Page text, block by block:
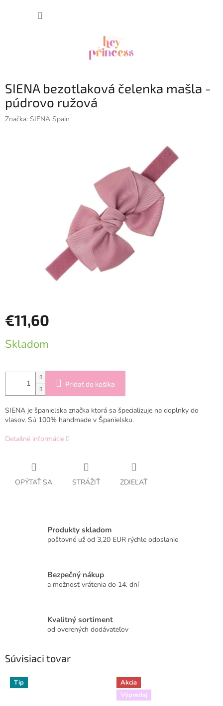
SIENA bezotlaková čelenka mašla -
púdrovo ružová
Značka: SIENA Spain
€11,60
cena:
Skladom
Pridať do košíka
SIENA je španielska značka ktorá sa špecializuje na doplnky do
vlasov. Sú 100% handmade v Španielsku.
Detailné informácie
OPÝTAŤ SA STRÁŽIŤ ZDIEĽAŤ
Produkty skladom
poštovné už od 3,20 EUR rýchle odoslanie
Bezpečný nákup
a možnosť vrátenia do 14. dní
Kvalitný sortiment
od overených dodávateľov
Súvisiaci tovar
Tip
Akcia
Výpredaj